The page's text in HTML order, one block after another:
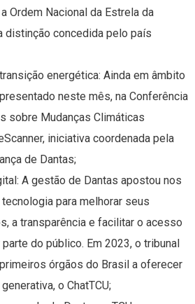
Ordem Nacional da Estrela da
distinção concedida pelo país
energética: Ainda em âmbito
neste mês, na Conferência
sobre Mudanças Climáticas
iniciativa coordenada pela
de Dantas;
A gestão de Dantas apostou nos
para melhorar seus
a transparência e facilitar o acesso
do público. Em 2023, o tribunal
órgãos do Brasil a oferecer
o ChatTCU;